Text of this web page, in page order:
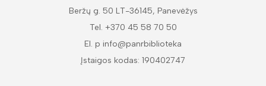
Beržų g. 50 LT-36145, Panevėžys
Tel. +370 45 58 70 50
El. p info@panrbiblioteka
Įstaigos kodas: 190402747